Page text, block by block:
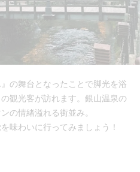
の舞台となったことで脚光を浴
観光客が訪れます。銀山温泉の
の情緒溢れる街並み。
味わいに行ってみましょう！